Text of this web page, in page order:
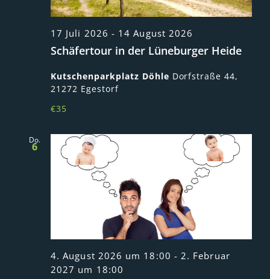
17 Juli 2026 - 14 August 2026
Schäfertour in der Lüneburger Heide
Kutschenparkplatz Döhle Dorfstraße 44,
21272 Egestorf
€35
Do.
6
4. August 2026 um 18:00 -2. Februar
2027 um 18:00